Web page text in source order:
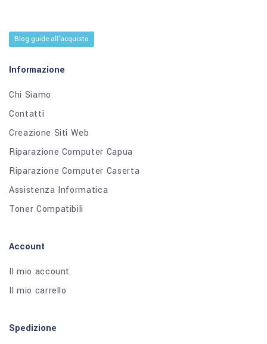
Blog guide all'acquisto
Informazione
Chi Siamo
Contatti
Creazione Siti Web
Riparazione Computer Capua
Riparazione Computer Caserta
Assistenza Informatica
Toner Compatibili
Account
Il mio account
Il mio carrello
Spedizione